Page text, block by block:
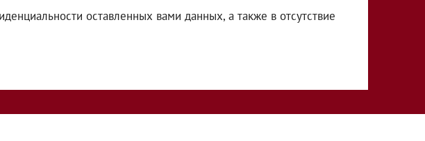
оставленных вами данных, а также в отсутствие